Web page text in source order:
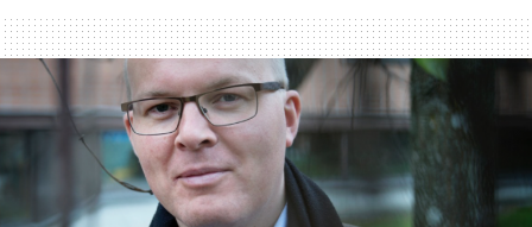
psykoterapi
har
gleden
av
å
invitere
til